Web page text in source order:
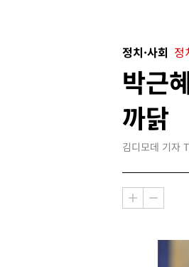
정치·사회 정
박근
까닭
김디모데 기